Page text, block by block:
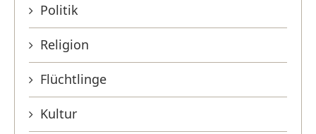
Politik
Religion
Flüchtlinge
Kultur